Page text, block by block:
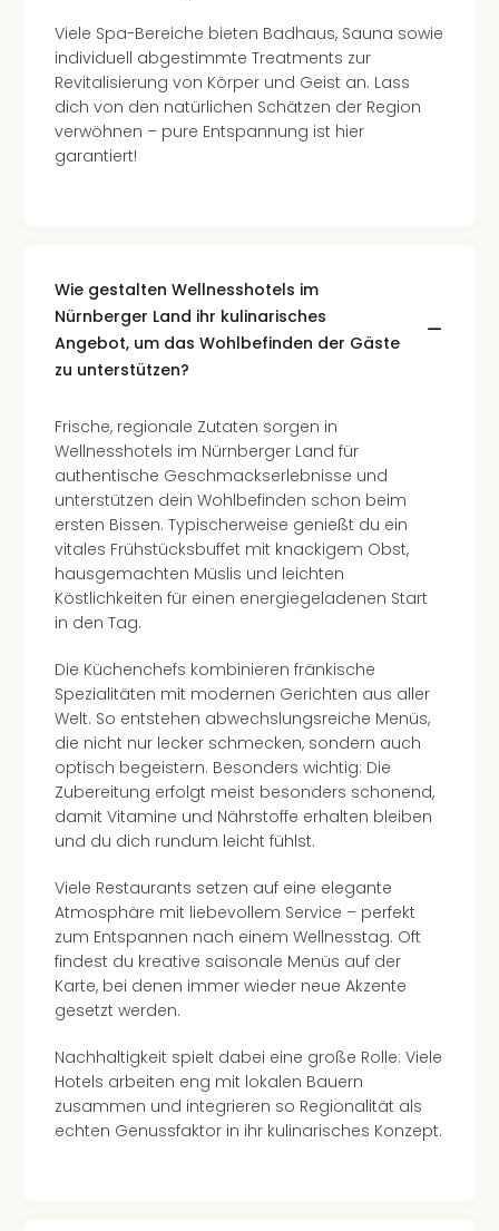
Viele Spa-Bereiche bieten Badhaus, Sauna sowie
individuell abgestimmte Treatments zur
Revitalisierung von Körper und Geist an. Lass
dich von den natürlichen Schätzen der Region
verwöhnen – pure Entspannung ist hier
garantiert!
Wie gestalten Wellnesshotels im
Nürnberger Land ihr kulinarisches
Angebot, um das Wohlbefinden der Gäste
zu unterstützen?
Frische, regionale Zutaten sorgen in
Wellnesshotels im Nürnberger Land für
authentische Geschmackserlebnisse und
unterstützen dein Wohlbefinden schon beim
ersten Bissen. Typischerweise genießt du ein
vitales Frühstücksbuffet mit knackigem Obst,
hausgemachten Müslis und leichten
Köstlichkeiten für einen energiegeladenen Start
in den Tag.
Die Küchenchefs kombinieren fränkische
Spezialitäten mit modernen Gerichten aus aller
Welt. So entstehen abwechslungsreiche Menüs,
die nicht nur lecker schmecken, sondern auch
optisch begeistern. Besonders wichtig: Die
Zubereitung erfolgt meist besonders schonend,
damit Vitamine und Nährstoffe erhalten bleiben
und du dich rundum leicht fühlst.
Viele Restaurants setzen auf eine elegante
Atmosphäre mit liebevollem Service – perfekt
zum Entspannen nach einem Wellnesstag. Oft
findest du kreative saisonale Menüs auf der
Karte, bei denen immer wieder neue Akzente
gesetzt werden.
Nachhaltigkeit spielt dabei eine große Rolle: Viele
Hotels arbeiten eng mit lokalen Bauern
zusammen und integrieren so Regionalität als
echten Genussfaktor in ihr kulinarisches Konzept.